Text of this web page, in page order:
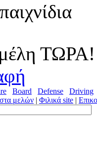
μέλη ΤΩΡΑ!
Board Defense
Driving
μελών | Φιλικά site |